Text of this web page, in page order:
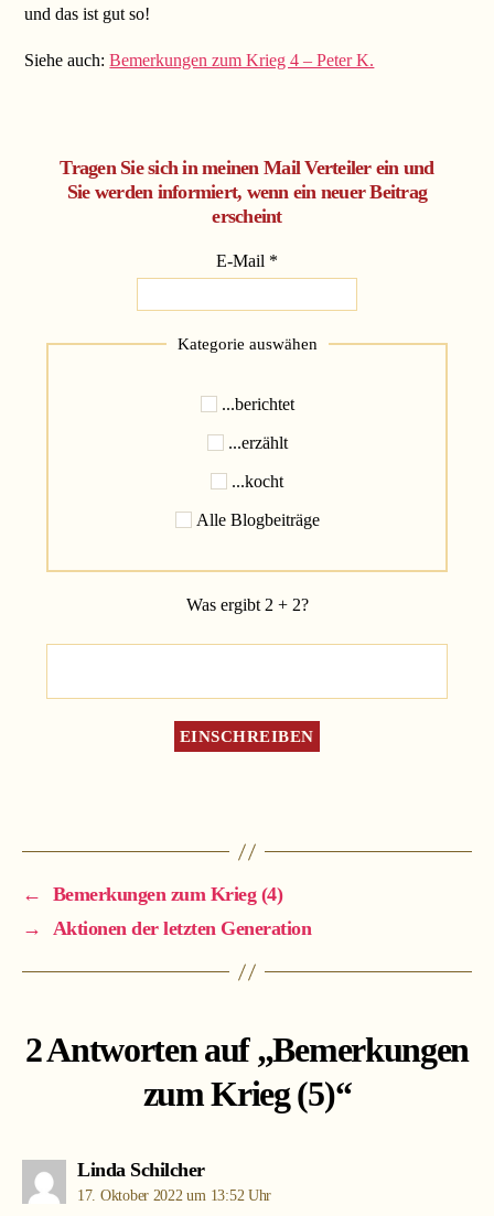
und das ist gut so!
Siehe auch:Bemerkungen zum Krieg 4 – Peter K.
Tragen Sie sich in meinen Mail Verteiler ein und
Sie werden informiert, wenn ein neuer Beitrag
erscheint
E-Mail *
Kategorie auswähen
...berichtet
...erzählt
...kocht
Alle Blogbeiträge
Was ergibt 2 + 2?
←
Bemerkungen zum Krieg (4)
→
Aktionen der letzten Generation
2 Antworten auf „Bemerkungen
zum Krieg (5)“
Linda Schilchersagt:
17. Oktober 2022 um 13:52 Uhr